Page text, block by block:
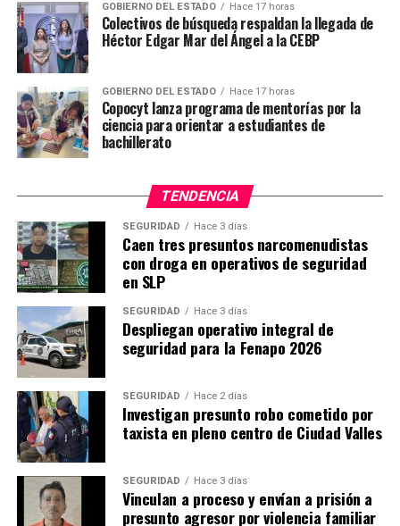
GOBIERNO DEL ESTADO Hace 17 horas
Colectivos de búsqueda respaldan la llegada de
Héctor Edgar Mar del Ángel a la CEBP
GOBIERNO DEL ESTADO Hace 17 horas
Copocyt lanza programa de mentorías por la
ciencia para orientar a estudiantes de
bachillerato
TENDENCIA
SEGURIDAD Hace 3 días
Caen tres presuntos narcomenudistas
con droga en operativos de seguridad
en SLP
SEGURIDAD Hace 3 días
Despliegan operativo integral de
seguridad para la Fenapo 2026
SEGURIDAD Hace 2 días
Investigan presunto robo cometido por
taxista en pleno centro de Ciudad Valles
SEGURIDAD Hace 3 días
Vinculan a proceso y envían a prisión a
presunto agresor por violencia familiar